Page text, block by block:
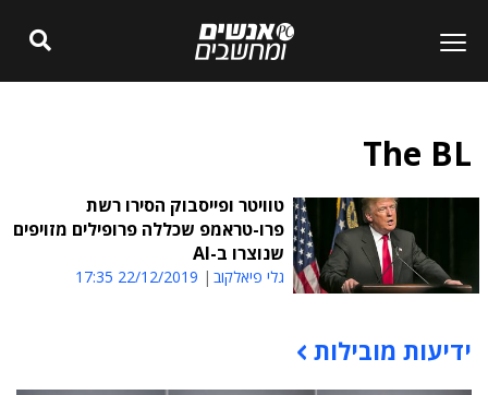
The BL
טוויטר ופייסבוק הסירו רשת
פרו-טראמפ שכללה פרופילים מזויפים
שנוצרו ב-AI
גלי פיאלקוב 22/12/2019 17:35
תוכן פרסומי
ידיעות מובילות